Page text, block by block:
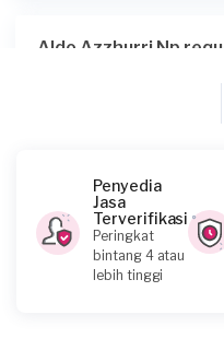
Aldo Azzhurri Np
Meilinda requested
11 hari yang lalu
Surabaya, Jawa Timur
Penyedia
Jasa
Terverifikasi
Peringkat
bintang 4 atau
lebih tinggi